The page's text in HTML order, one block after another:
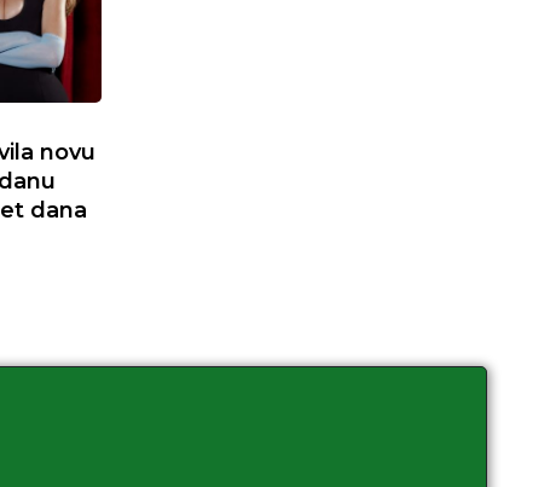
novu
dana